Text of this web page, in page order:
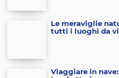
Le meraviglie
tutti i luoghi da
Viaggiare in